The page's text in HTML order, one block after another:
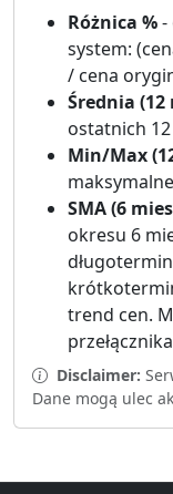
Różnica %-
system:
/ cena
Średnia (12
ostatnich
Min/Max
SMA (6
okresu 6
trend cen.
Disclaimer:
Dane mogą ulec